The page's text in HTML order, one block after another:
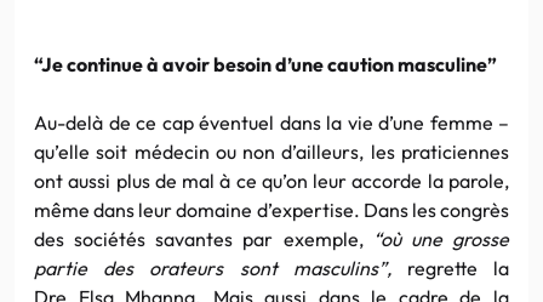
“Je continue à avoir besoin d’une caution masculine”
Au-delà de ce cap éventuel dans la vie d’une femme –
qu’elle soit médecin ou non d’ailleurs, les praticiennes
ont aussi plus de mal à ce qu’on leur accorde la parole,
même dans leur domaine d’expertise. Dans les congrès
des sociétés savantes par exemple, “où une grosse
partie des orateurs sont masculins”, regrette la
Dre Elsa Mhanna. Mais aussi dans le cadre de la